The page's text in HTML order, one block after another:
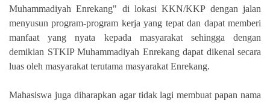
Muhammadiyah Enrekang" di lokasi KKN/KKP dengan jalan
menyusun program-program kerja yang tepat dan dapat memberi
manfaat yang nyata kepada masyarakat sehingga dengan
demikian STKIP Muhammadiyah Enrekang dapat dikenal secara
luas oleh masyarakat terutama masyarakat Enrekang.
Mahasiswa juga diharapkan agar tidak lagi membuat papan nama